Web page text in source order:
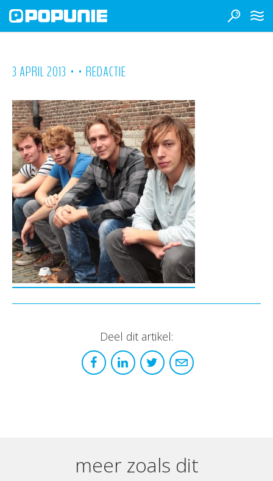
3 APRIL 2013 • • REDACTIE
Deel dit artikel:
meer zoals dit